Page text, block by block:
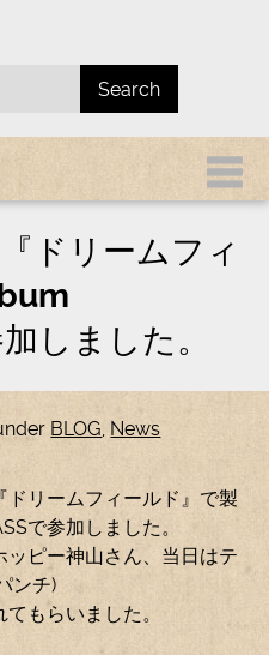
ドリームフィ
しました。
BLOG, News
リームフィールド』で製
で参加しました。
ピー神山さん、当日はテ
ンチ)
もらいました。